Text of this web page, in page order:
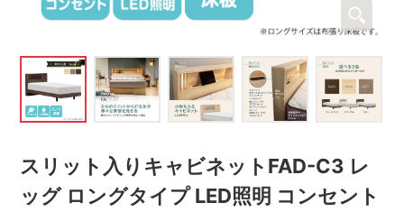
スリット入りキャビネットFAD-C3 レ
ッグ ロングタイプ LED照明 コンセント